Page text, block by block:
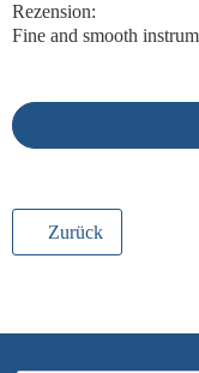
Rezension:
Fine and smooth
Zurück